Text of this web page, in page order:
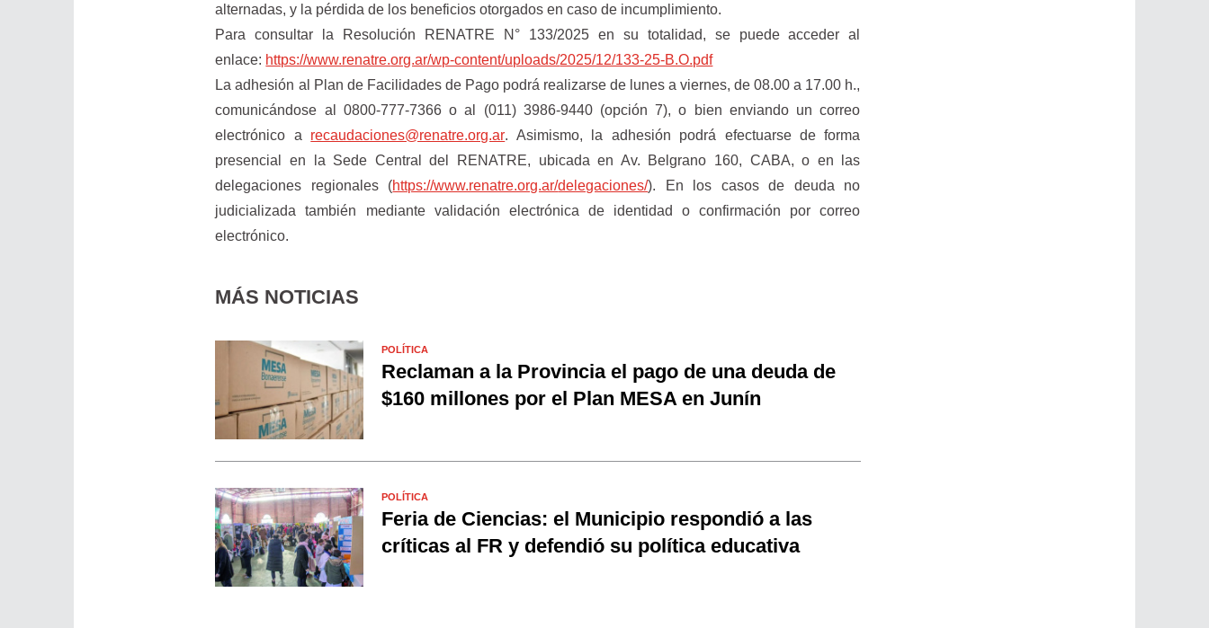
alternadas, y la pérdida de los beneficios otorgados en caso de incumplimiento.
Para consultar la Resolución RENATRE N° 133/2025 en su totalidad, se puede acceder al
enlace: https://www.renatre.org.ar/wp-content/uploads/2025/12/133-25-B.O.pdf
La adhesión al Plan de Facilidades de Pago podrá realizarse de lunes a viernes, de 08.00 a 17.00 h.,
comunicándose al 0800-777-7366 o al (011) 3986-9440 (opción 7), o bien enviando un correo
electrónico a recaudaciones@renatre.org.ar. Asimismo, la adhesión podrá efectuarse de forma
presencial en la Sede Central del RENATRE, ubicada en Av. Belgrano 160, CABA, o en las
delegaciones regionales (https://www.renatre.org.ar/delegaciones/). En los casos de deuda no
judicializada también mediante validación electrónica de identidad o confirmación por correo
electrónico.
MÁS NOTICIAS
POLÍTICA
Reclaman a la Provincia el pago de una deuda de
$160 millones por el Plan MESA en Junín
POLÍTICA
Feria de Ciencias: el Municipio respondió a las
críticas al FR y defendió su política educativa